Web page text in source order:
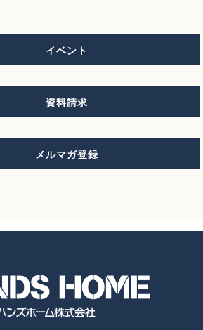
イベント
資料請求
メルマガ登録